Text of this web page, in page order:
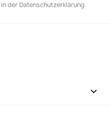
der Datenschutzerklärung.
